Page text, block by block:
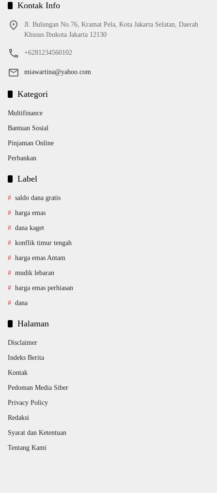
Kontak Info
Jl. Bulungan No.76, Kramat Pela, Kota Jakarta Selatan, Daerah
Khusus Ibukota Jakarta 12130
+6281234560102
miawartina@yahoo.com
Kategori
Multifinance
Bantuan Sosial
Pinjaman Online
Perbankan
Label
saldo dana gratis
harga emas
dana kaget
konflik timur tengah
harga emas Antam
mudik lebaran
harga emas perhiasan
dana
Halaman
Disclaimer
Indeks Berita
Kontak
Pedoman Media Siber
Privacy Policy
Redaksi
Syarat dan Ketentuan
Tentang Kami